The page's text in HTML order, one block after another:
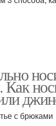
с брюками